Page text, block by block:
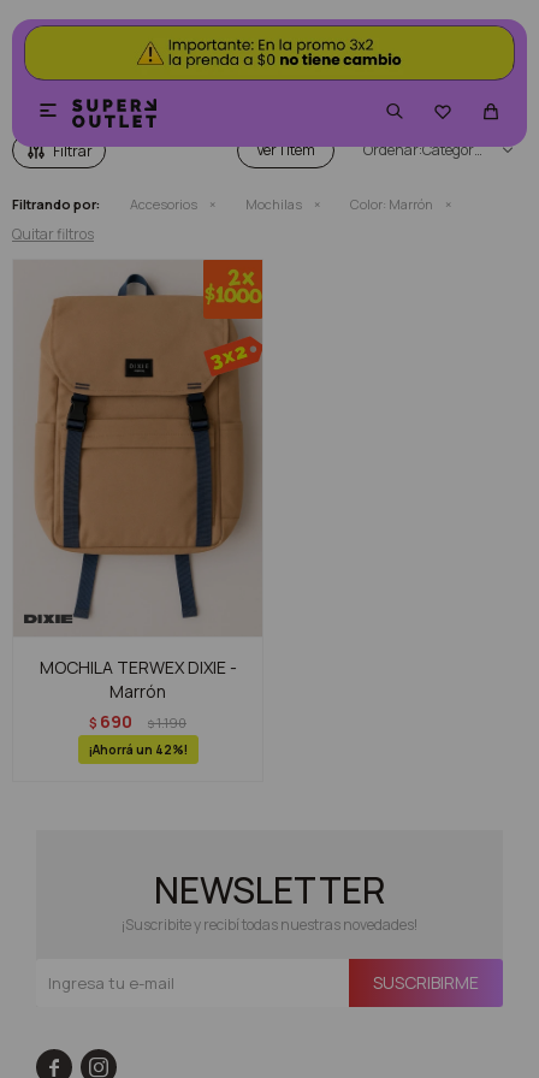

 MOCHILAS COLOR MARRÓN
Ver Categoría
Filtrando por: Accesorios Mochilas Color: Marrón
Quitar filtros
MOCHILA TERWEX DIXIE -
Marrón
$ 690 $1.190
42
NEWSLETTER
¡Suscribite y recibí todas nuestras novedades!
SUSCRIBIRME
 